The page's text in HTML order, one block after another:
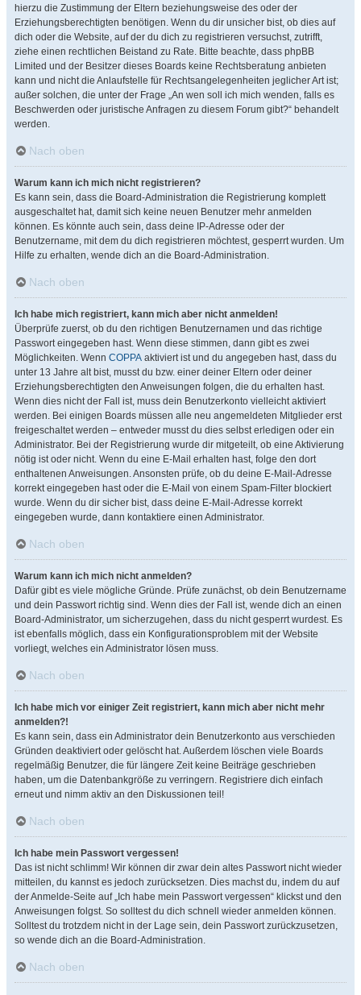
hierzu die Zustimmung der Eltern beziehungsweise des oder der
Erziehungsberechtigten benötigen. Wenn du dir unsicher bist, ob dies auf
dich oder die Website, auf der du dich zu registrieren versuchst, zutrifft,
ziehe einen rechtlichen Beistand zu Rate. Bitte beachte, dass phpBB
Limited und der Besitzer dieses Boards keine Rechtsberatung anbieten
kann und nicht die Anlaufstelle für Rechtsangelegenheiten jeglicher Art ist;
außer solchen, die unter der Frage „An wen soll ich mich wenden, falls es
Beschwerden oder juristische Anfragen zu diesem Forum gibt?“ behandelt
werden.
Nach oben
Warum kann ich mich nicht registrieren?
Es kann sein, dass die Board-Administration die Registrierung komplett
ausgeschaltet hat, damit sich keine neuen Benutzer mehr anmelden
können. Es könnte auch sein, dass deine IP-Adresse oder der
Benutzername, mit dem du dich registrieren möchtest, gesperrt wurden. Um
Hilfe zu erhalten, wende dich an die Board-Administration.
Nach oben
Ich habe mich registriert, kann mich aber nicht anmelden!
Überprüfe zuerst, ob du den richtigen Benutzernamen und das richtige
Passwort eingegeben hast. Wenn diese stimmen, dann gibt es zwei
Möglichkeiten. Wenn COPPA aktiviert ist und du angegeben hast, dass du
unter 13 Jahre alt bist, musst du bzw. einer deiner Eltern oder deiner
Erziehungsberechtigten den Anweisungen folgen, die du erhalten hast.
Wenn dies nicht der Fall ist, muss dein Benutzerkonto vielleicht aktiviert
werden. Bei einigen Boards müssen alle neu angemeldeten Mitglieder erst
freigeschaltet werden – entweder musst du dies selbst erledigen oder ein
Administrator. Bei der Registrierung wurde dir mitgeteilt, ob eine Aktivierung
nötig ist oder nicht. Wenn du eine E-Mail erhalten hast, folge den dort
enthaltenen Anweisungen. Ansonsten prüfe, ob du deine E-Mail-Adresse
korrekt eingegeben hast oder die E-Mail von einem Spam-Filter blockiert
wurde. Wenn du dir sicher bist, dass deine E-Mail-Adresse korrekt
eingegeben wurde, dann kontaktiere einen Administrator.
Nach oben
Warum kann ich mich nicht anmelden?
Dafür gibt es viele mögliche Gründe. Prüfe zunächst, ob dein Benutzername
und dein Passwort richtig sind. Wenn dies der Fall ist, wende dich an einen
Board-Administrator, um sicherzugehen, dass du nicht gesperrt wurdest. Es
ist ebenfalls möglich, dass ein Konfigurationsproblem mit der Website
vorliegt, welches ein Administrator lösen muss.
Nach oben
Ich habe mich vor einiger Zeit registriert, kann mich aber nicht mehr
anmelden?!
Es kann sein, dass ein Administrator dein Benutzerkonto aus verschieden
Gründen deaktiviert oder gelöscht hat. Außerdem löschen viele Boards
regelmäßig Benutzer, die für längere Zeit keine Beiträge geschrieben
haben, um die Datenbankgröße zu verringern. Registriere dich einfach
erneut und nimm aktiv an den Diskussionen teil!
Nach oben
Ich habe mein Passwort vergessen!
Das ist nicht schlimm! Wir können dir zwar dein altes Passwort nicht wieder
mitteilen, du kannst es jedoch zurücksetzen. Dies machst du, indem du auf
der Anmelde-Seite auf „Ich habe mein Passwort vergessen“ klickst und den
Anweisungen folgst. So solltest du dich schnell wieder anmelden können.
Solltest du trotzdem nicht in der Lage sein, dein Passwort zurückzusetzen,
so wende dich an die Board-Administration.
Nach oben